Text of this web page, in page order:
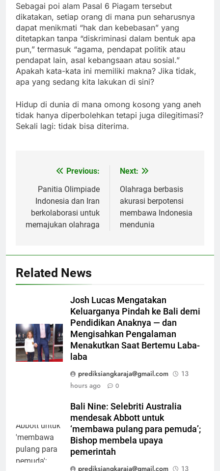
Sebagai poi alam Pasal 6 Piagam tersebut
dikatakan, setiap orang di mana pun seharusnya
dapat menikmati “hak dan kebebasan” yang
ditetapkan tanpa “diskriminasi dalam bentuk apa
pun,” termasuk “agama, pendapat politik atau
pendapat lain, asal kebangsaan atau sosial.”
Apakah kata-kata ini memiliki makna? Jika tidak,
apa yang sedang kita lakukan di sini?
Hidup di dunia di mana omong kosong yang aneh
tidak hanya diperbolehkan tetapi juga dilegitimasi?
Sekali lagi: tidak bisa diterima.
navigation
Previous:
Panitia Olimpiade
Indonesia dan Iran
berkolaborasi untuk
memajukan olahraga
Next:
Olahraga berbasis
akurasi berpotensi
membawa Indonesia
mendunia
Related News
Josh Lucas Mengatakan
Keluarganya Pindah ke Bali demi
Pendidikan Anaknya — dan
Mengisahkan Pengalaman
Menakutkan Saat Bertemu Laba-
laba
prediksiangkaraja@gmail.com
13
hours ago
0
Bali Nine: Selebriti Australia
mendesak Abbott untuk
‘membawa pulang para pemuda’;
Bishop membela upaya
pemerintah
prediksiangkaraja@gmail.com
13